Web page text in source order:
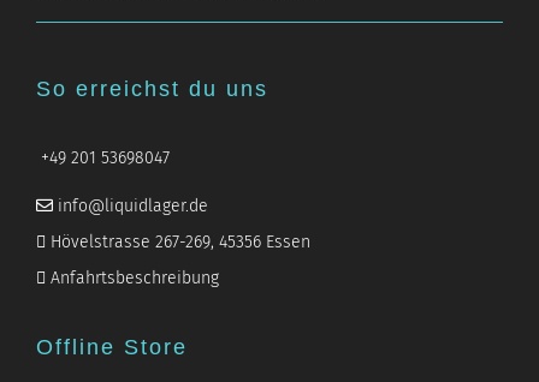
So erreichst du uns
+49 201 53698047
info@liquidlager.de
Hövelstrasse 267-269, 45356 Essen
Anfahrtsbeschreibung
Offline Store